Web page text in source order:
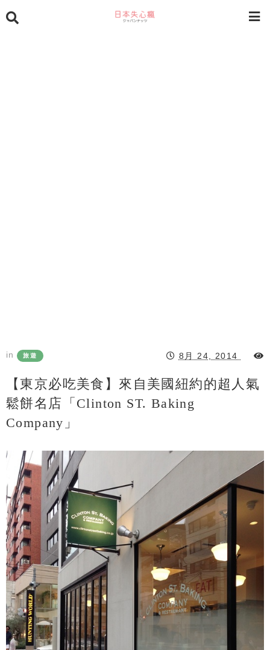
in 旅遊 8月 24, 2014
【東京必吃美食】來自美國紐約的超人氣
鬆餅名店「Clinton ST. Baking
Company」